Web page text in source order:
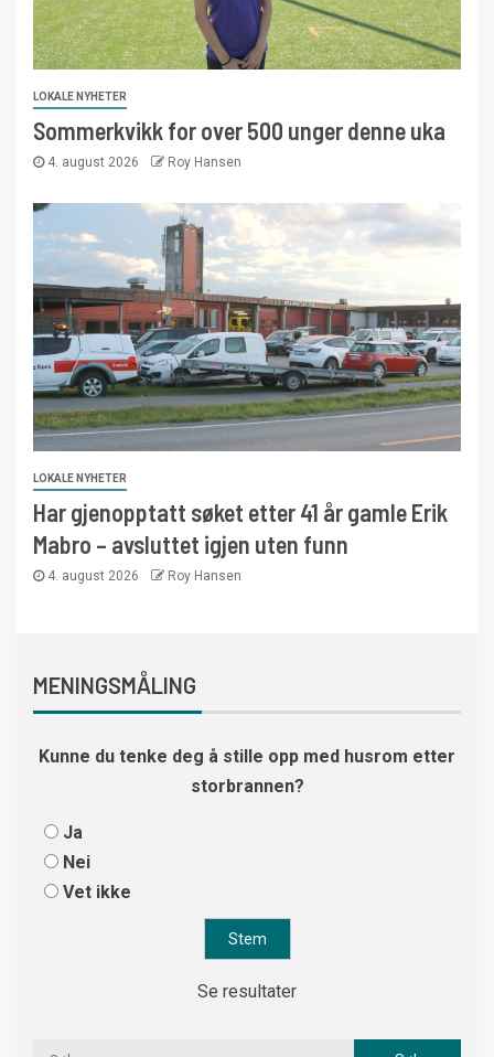
LOKALE NYHETER
Sommerkvikk for over 500 unger denne uka
4. august 2026 Roy Hansen
LOKALE NYHETER
Har gjenopptatt søket etter 41 år gamle Erik
Mabro – avsluttet igjen uten funn
4. august 2026 Roy Hansen
MENINGSMÅLING
Kunne du tenke deg å stille opp med husrom etter
storbrannen?
Ja
Nei
Vet ikke
Se resultater